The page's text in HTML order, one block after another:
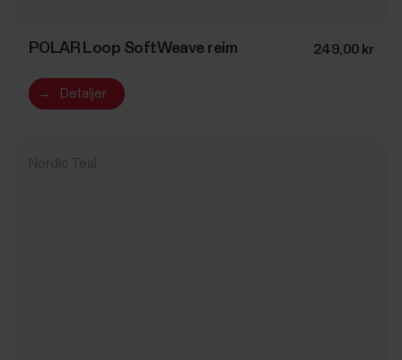
POLAR Loop SoftWeave reim 249,00 kr
→ Detaljer